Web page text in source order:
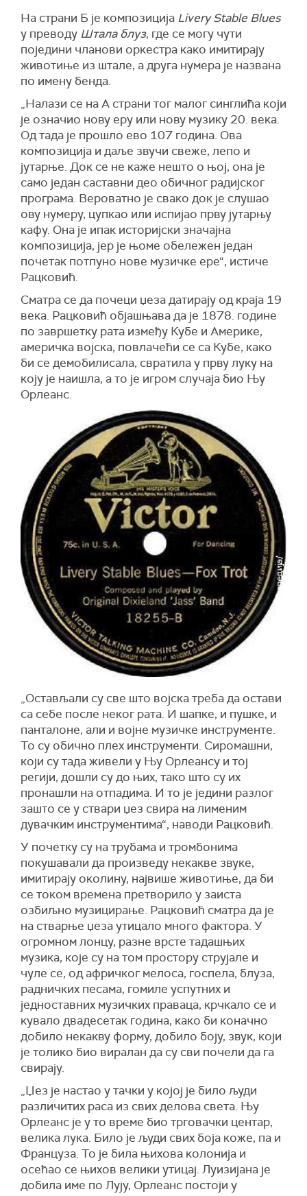
На страни Б је композиција Livery Stable Blues
у преводу Штала блуз, где се могу чути
поједини чланови оркестра како имитирају
животиње из штале, а друга нумера је названа
по имену бенда.
„Налази се на А страни тог малог синглића који
је означио нову еру или нову музику 20. века.
Од тада је прошло ево 107 година. Ова
композиција и даље звучи свеже, лепо и
јутарње. Док се не каже нешто о њој, она је
само један саставни део обичног радијског
програма. Вероватно је свако док је слушао
ову нумеру, цупкао или испијао прву јутарњу
кафу. Она је ипак историјски значајна
композиција, јер је њоме обележен један
почетак потпуно нове музичке ере“, истиче
Рацковић.
Сматра се да почеци џеза датирају од краја 19
века. Рацковић објашњава да је 1878. године
по завршетку рата између Кубе и Америке,
америчка војска, повлачећи се са Кубе, како
би се демобилисала, свратила у прву луку на
коју је наишла, а то је игром случаја био Њу
Орлеанс.
„Остављали су све што војска треба да остави
са себе после неког рата. И шапке, и пушке, и
панталоне, али и војне музичке инструменте.
То су обично плех инструменти. Сиромашни,
који су тада живели у Њу Орлеансу и тој
регији, дошли су до њих, тако што су их
пронашли на отпадима. И то је једини разлог
зашто се у ствари џез свира на лименим
дувачким инструментима“, наводи Рацковић.
У почетку су на трубама и тромбонима
покушавали да произведу некакве звуке,
имитирају околину, највише животиње, да би
се током времена претворило у заиста
озбиљно музицирање. Рацковић сматра да је
на стварње џеза утицало много фактора. У
огромном лонцу, разне врсте тадашњих
музика, које су на том простору струјале и
чуле се, од афричког мелоса, госпела, блуза,
радничких песама, гомиле успутних и
једноставних музичких праваца, крчкало се и
кувало двадесетак година, како би коначно
добило некакву форму, добило боју, звук, који
је толико био виралан да су сви почели да га
свирају.
„Џез је настао у тачки у којој је било људи
различитих раса из свих делова света. Њу
Орлеанс је у то време био трговачки центар,
велика лука. Било је људи свих боја коже, па и
Француза. То је била њихова колонија и
осећао се њихов велики утицај. Луизијана је
добила име по Лују, Орлеанс постоји у